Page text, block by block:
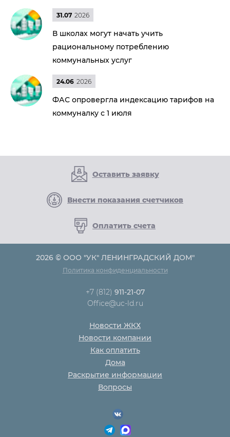
31.07 2026
В школах могут начать учить
рациональному потреблению
коммунальных услуг
24.06 2026
ФАС опровергла индексацию тарифов на
коммуналку с 1 июля
Оставить заявку
Внести показания счетчиков
Оплатить счета
2026 © ООО "УК" ЛЕНИНГРАДСКИЙ ДОМ"
Политика конфиденциальности
+7 (812) 911-21-07
Office@uc-ld.ru
Новости ЖКХ
Новости компании
Как оплатить
Дома
Раскрытие информации
Вопросы